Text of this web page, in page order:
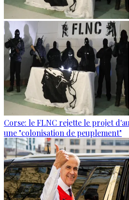
Corse: le FLNC rejette le projet
une "colonisation de peuplement"